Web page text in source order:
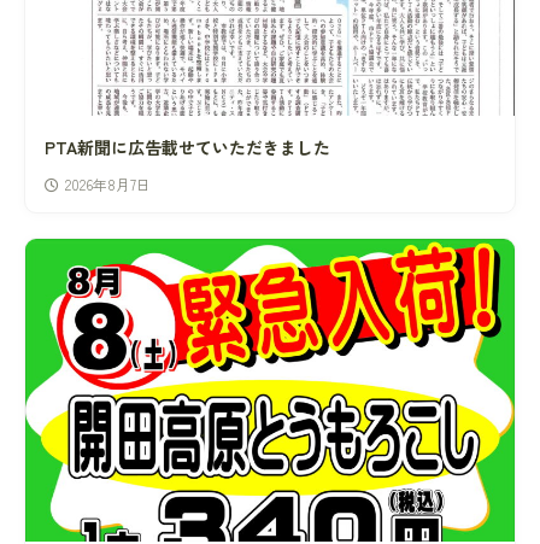
PTA新聞に広告載せていただきました
2026年8月7日